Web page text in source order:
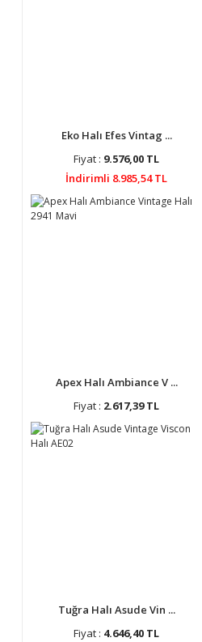
Eko Halı Efes Vintag ...
Fiyat : 9.576,00 TL
İndirimli 8.985,54 TL
Apex Halı Ambiance V ...
Fiyat : 2.617,39 TL
Tuğra Halı Asude Vin ...
Fiyat : 4.646,40 TL